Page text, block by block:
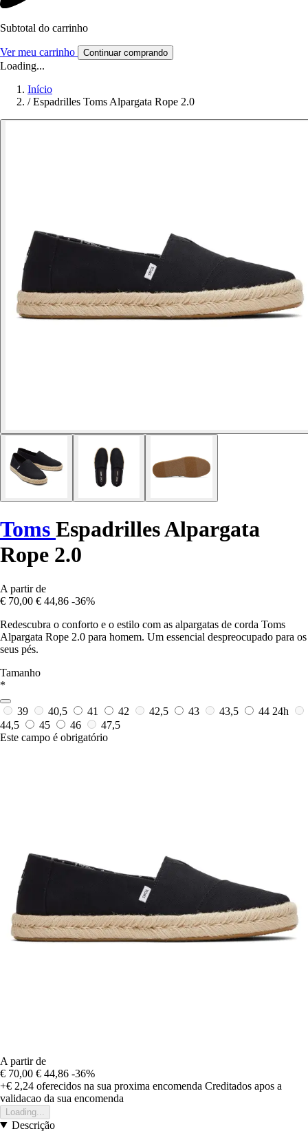
Subtotal do carrinho
Ver meu carrinho Continuar comprando
Loading...
Início
/ Espadrilles Toms Alpargata Rope 2.0
Toms Espadrilles Alpargata
Rope 2.0
A partir de
€ 70,00 € 44,86 -36%
Redescubra o conforto e o estilo com as alpargatas de corda Toms
Alpargata Rope 2.0 para homem. Um essencial despreocupado para os
seus pés.
Tamanho
*
39 40,5 41 42 42,5 43 43,5 44 24h
44,5
45 46
47,5
Este campo é obrigatório
A partir de
€ 70,00 € 44,86 -36%
+€ 2,24 oferecidos na sua proxima encomenda Creditados apos a
validacao da sua encomenda
Loading...
Descrição